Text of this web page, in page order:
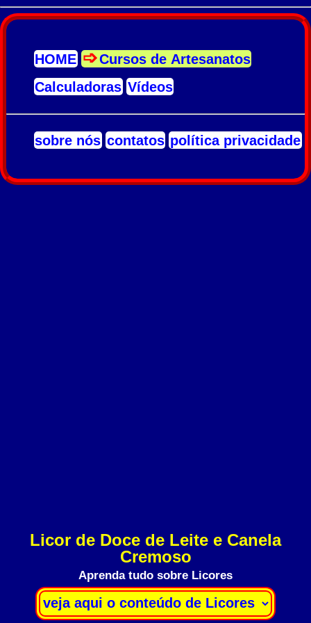
HOME
Cursos de Artesanatos
Calculadoras Vídeos
sobre nós contatos política privacidade
Licor de Doce de Leite e Canela
Cremoso
Aprenda tudo sobre Licores